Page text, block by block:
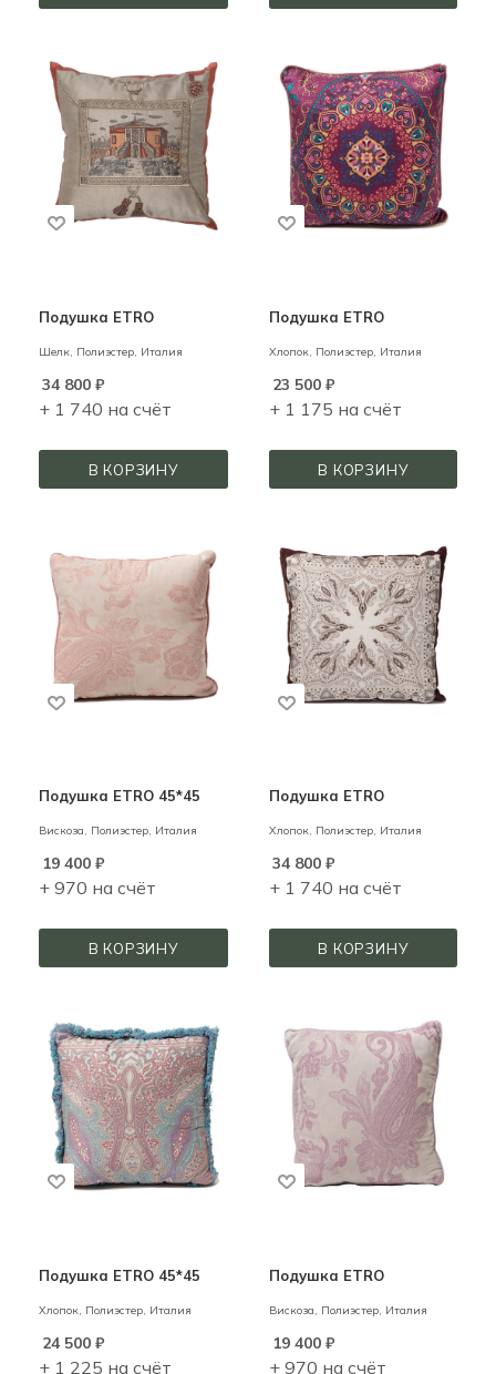
Подушка ETRO
Шелк, Полиэстер, Италия
34 800 ₽
+ 1 740 на счёт
В КОРЗИНУ
Подушка ETRO
Хлопок, Полиэстер, Италия
23 500₽
+ 1 175 на счёт
В КОРЗИНУ
Подушка ETRO 45*45
Вискоза, Полиэстер, Италия
19 400 ₽
+ 970 на счёт
В КОРЗИНУ
Подушка ETRO
Хлопок, Полиэстер, Италия
34 800₽
+ 1 740 на счёт
В КОРЗИНУ
Подушка ETRO 45*45
Хлопок, Полиэстер, Италия
24 500 ₽
+ 1 225 на счёт
Подушка ETRO
Вискоза, Полиэстер, Италия
19 400₽
+ 970 на счёт